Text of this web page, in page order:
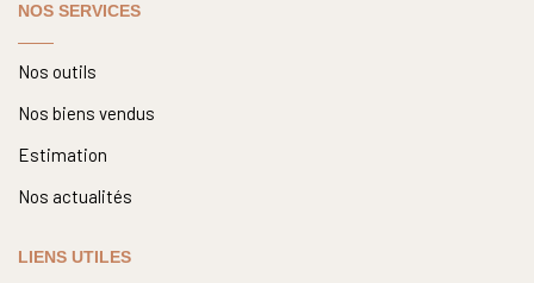
NOS SERVICES
Nos outils
Nos biens vendus
Estimation
Nos actualités
LIENS UTILES